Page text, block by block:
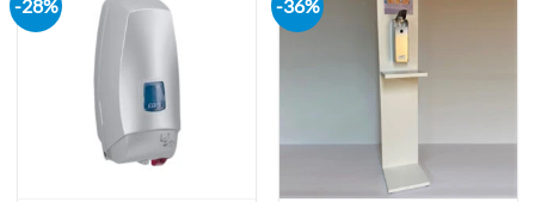
-28% -36%